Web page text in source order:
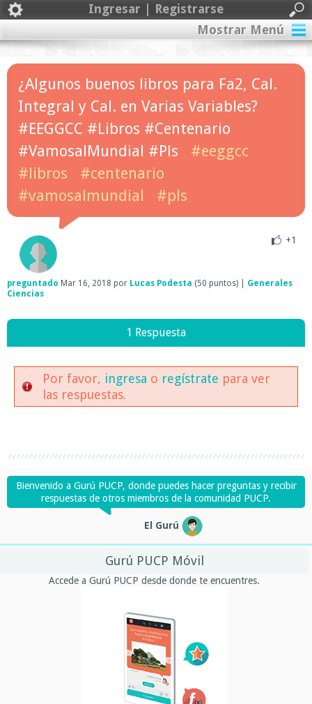
Ingresar | Registrarse
Mostrar Menú
¿Algunos buenos libros para Fa2, Cal.
Integral y Cal. en Varias Variables?
#EEGGCC #Libros #Centenario
#VamosalMundial #Pls
#eeggcc
#libros
#centenario
#vamosalmundial
#pls
+1
preguntado Mar 16, 2018 por Lucas Podesta (50 puntos)
Generales
Ciencias
1 Respuesta
Por favor, ingresa o regístrate para ver
las respuestas.
Bienvenido a Gurú PUCP, donde puedes hacer preguntas y recibir
respuestas de otros miembros de la comunidad PUCP.
El Gurú
Gurú PUCP Móvil
Accede a Gurú PUCP desde donde te encuentres.